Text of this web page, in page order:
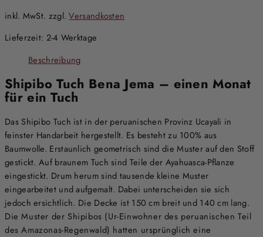
inkl. MwSt. zzgl.Versandkosten
Lieferzeit: 2-4 Werktage
Beschreibung
Shipibo Tuch Bena Jema – einen Monat
für ein Tuch
Das Shipibo Tuch ist in der peruanischen Provinz Ucayali in
feinster Handarbeit hergestellt. Es besteht zu 100% aus
Baumwolle. Erstaunlich geometrisch sind die Muster auf den Stoff
gestickt. Auf braunem Tuch sind Teile der Ayahuasca-Pflanze
eingestickt. Drum herum sind tausende kleine Muster
eingearbeitet und aufgemalt. Dabei unterscheiden sie sich
jedoch ersichtlich. Die Decke ist 150 cm breit und 140 cm lang.
Die Muster der Shipibos (Ur-Einwohner des peruanischen Teil
des Amazonas-Regenwald) hatten ursprünglich eine